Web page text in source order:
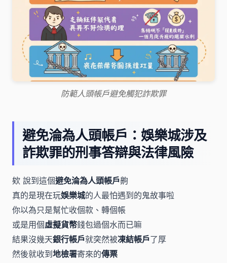
防範人頭帳戶避免觸犯詐欺罪
避免淪為人頭帳戶：娛樂城涉及
詐欺罪的刑事答辯與法律風險
欸 說到這個避免淪為人頭帳戶齁
真的是現在玩娛樂城的人最怕遇到的鬼故事啦
你以為只是幫忙收個款、轉個帳
或是用個虛擬貨幣錢包過個水而已嘛
結果沒幾天銀行帳戶就突然被凍結帳戶了厚
然後就收到 地檢署寄來的傳票